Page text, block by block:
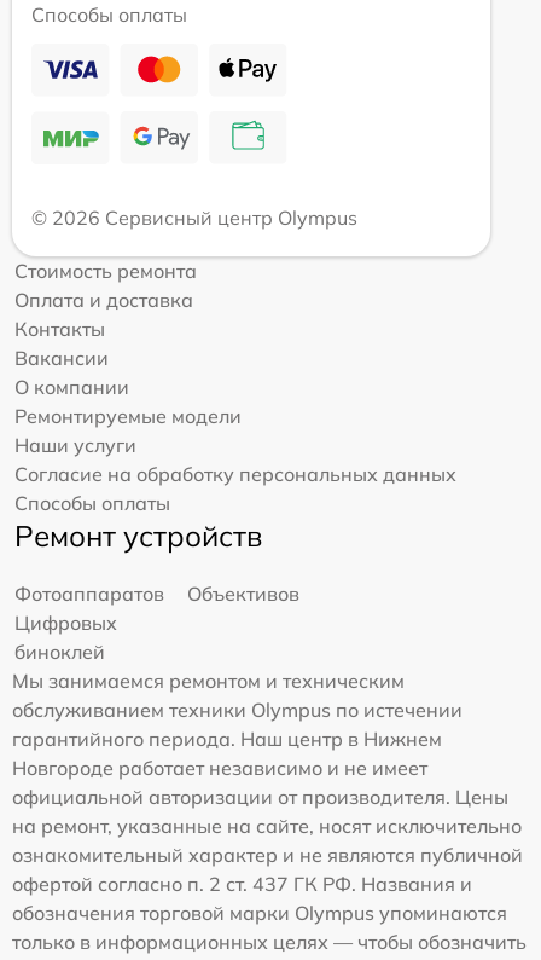
Способы оплаты
© 2026 Сервисный центр Olympus
Стоимость ремонта
Оплата и доставка
Контакты
Вакансии
О компании
Ремонтируемые модели
Наши услуги
Согласие на обработку персональных данных
Способы оплаты
Ремонт устройств
Фотоаппаратов
Объективов
Цифровых
биноклей
Мы занимаемся ремонтом и техническим
обслуживанием техники Olympus по истечении
гарантийного периода. Наш центр в Нижнем
Новгороде работает независимо и не имеет
официальной авторизации от производителя. Цены
на ремонт, указанные на сайте, носят исключительно
ознакомительный характер и не являются публичной
офертой согласно п. 2 ст. 437 ГК РФ. Названия и
обозначения торговой марки Olympus упоминаются
только в информационных целях — чтобы обозначить